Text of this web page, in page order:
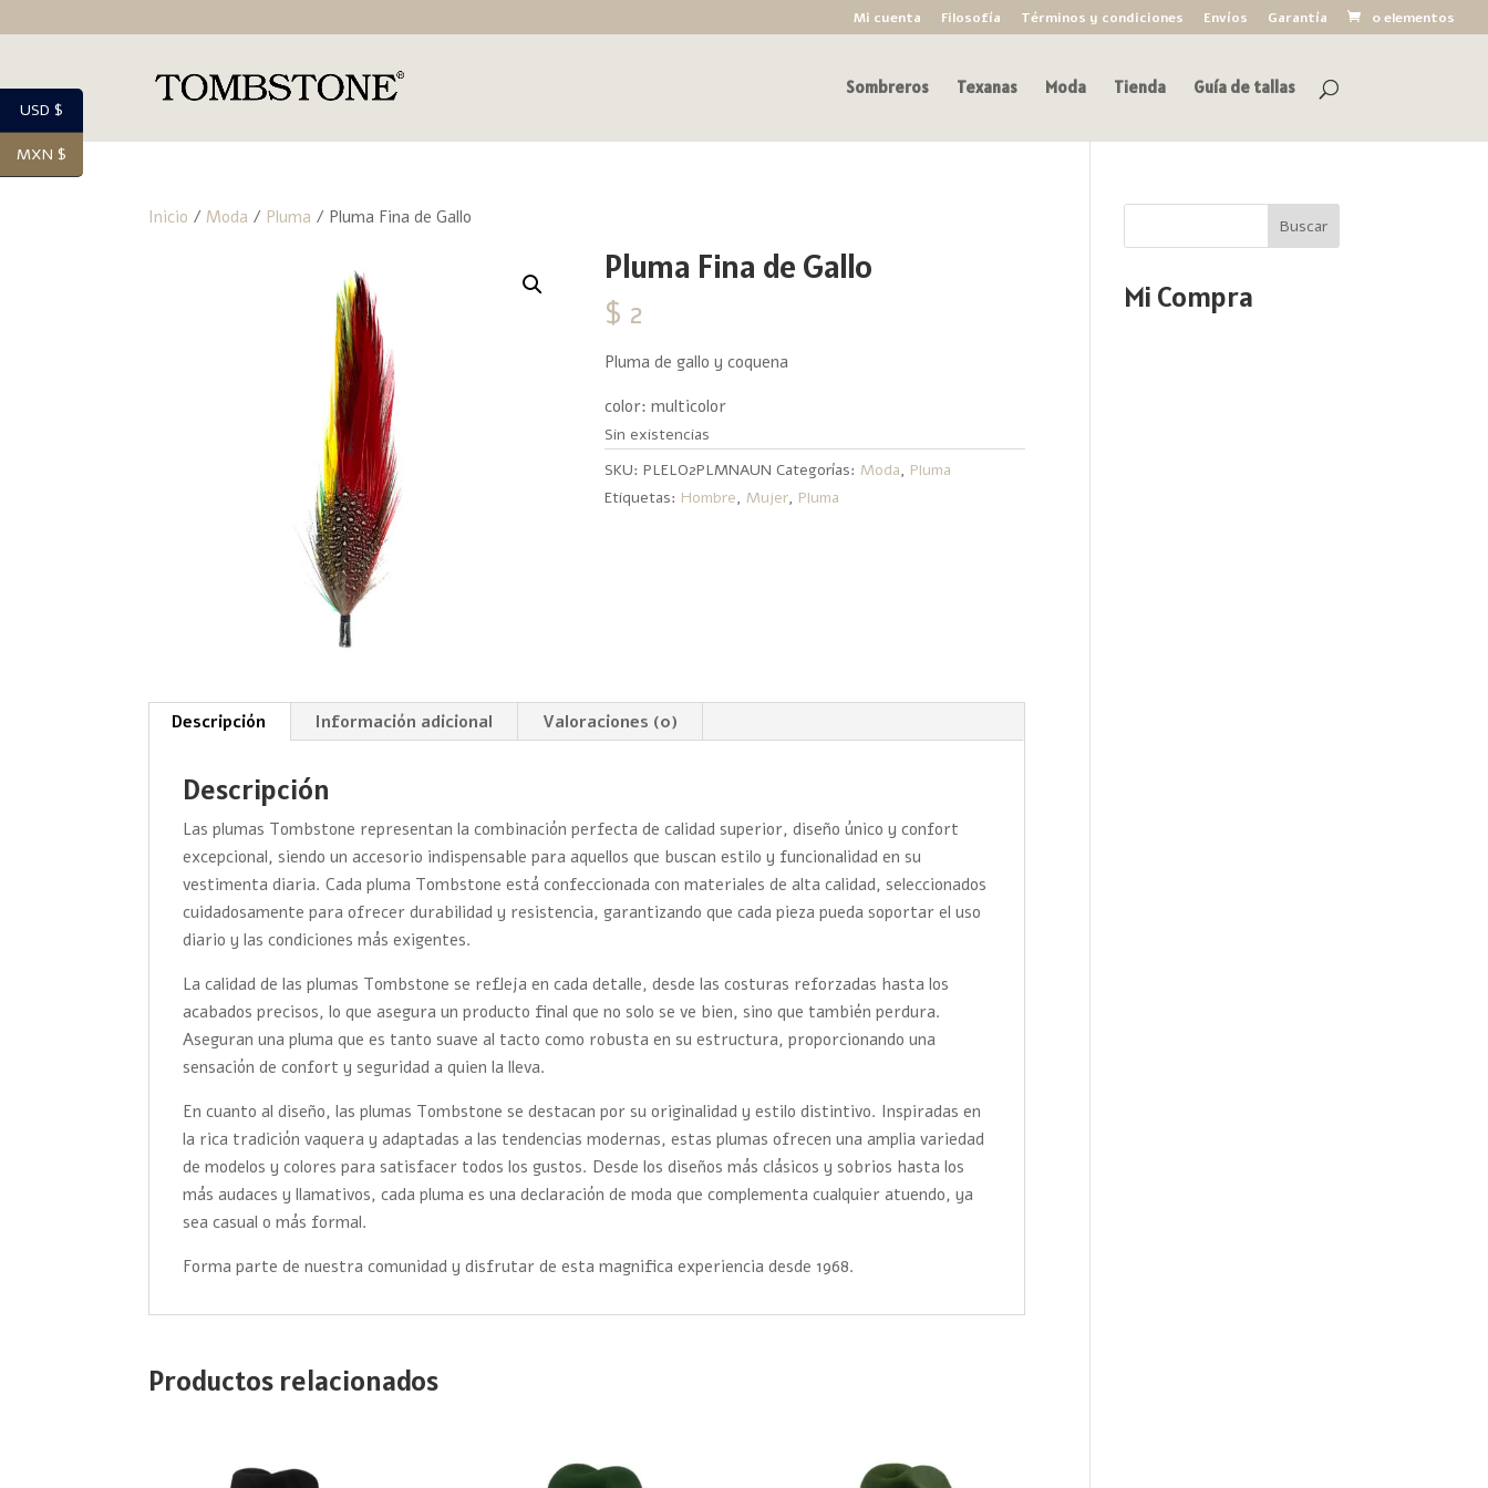
Mi cuenta Filosofía Términos y condiciones Envíos Garantía 0 elementos
Sombreros Texanas Moda Tienda Guía de tallas
Inicio / Moda / Pluma / Pluma Fina de Gallo
Pluma Fina de Gallo
$ 2
Pluma de gallo y coquena
color: multicolor
Sin existencias
SKU:PLELO2PLMNAUN Categorías:Moda, Pluma
Etiquetas: Hombre,Mujer, Pluma
Descripción Información adicional Valoraciones (0)
Descripción
Las plumas Tombstone representan la combinación perfecta de calidad superior, diseño único y confort
excepcional, siendo un accesorio indispensable para aquellos que buscan estilo y funcionalidad en su
vestimenta diaria. Cada pluma Tombstone está confeccionada con materiales de alta calidad, seleccionados
cuidadosamente para ofrecer durabilidad y resistencia, garantizando que cada pieza pueda soportar el uso
diario y las condiciones más exigentes.
La calidad de las plumas Tombstone se refleja en cada detalle, desde las costuras reforzadas hasta los
acabados precisos, lo que asegura un producto final que no solo se ve bien, sino que también perdura.
Aseguran una pluma que es tanto suave al tacto como robusta en su estructura, proporcionando una
sensación de confort y seguridad a quien la lleva.
En cuanto al diseño, las plumas Tombstone se destacan por su originalidad y estilo distintivo. Inspiradas en
la rica tradición vaquera y adaptadas a las tendencias modernas, estas plumas ofrecen una amplia variedad
de modelos y colores para satisfacer todos los gustos. Desde los diseños más clásicos y sobrios hasta los
más audaces y llamativos, cada pluma es una declaración de moda que complementa cualquier atuendo, ya
sea casual o más formal.
Forma parte de nuestra comunidad y disfrutar de esta magnifica experiencia desde 1968.
Productos relacionados
Buscar
Mi Compra
USD $
MXN $